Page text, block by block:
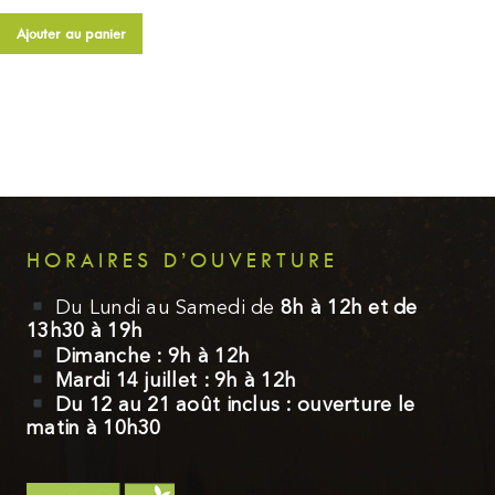
Ajouter au panier
HORAIRES D’OUVERTURE
Du Lundi au Samedi de 8h à 12h et de
13h30 à 19h
Dimanche : 9h à 12h
Mardi 14 juillet : 9h à 12h
Du 12 au 21 août inclus : ouverture le
matin à 10h30